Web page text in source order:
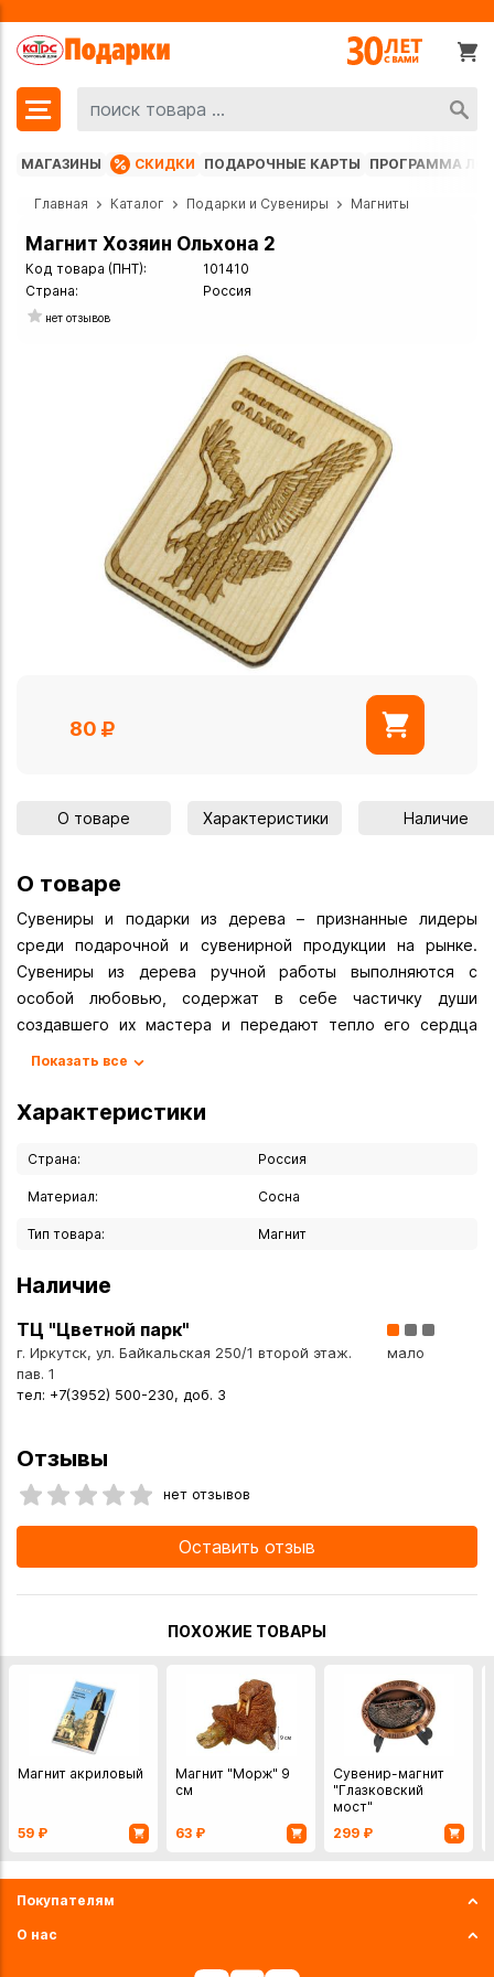
МАГАЗИНЫ СКИДКИ ПОДАРОЧНЫЕ КАРТЫ ПРОГРАММА
Главная Каталог Подарки и Сувениры Магниты
Магнит Хозяин Ольхона 2
Код товара (ПНТ):
101410
Страна:
Россия
нет отзывов
80
О товаре Характеристики Наличие
О товаре
Сувениры и подарки из дерева – признанные лидеры
среди подарочной и сувенирной продукции на рынке.
Сувениры из дерева ручной работы выполняются с
особой любовью, содержат в себе частичку души
создавшего их мастера и передают тепло его сердца
фактуре и техническим характеристикам, что позволяет
создавать уникальные интерьерные решения и арт-
объекты. Поэтому деревянный декор так популярен
Вы можете купить Магнит Хозяин Ольхона 2 в указанных
заказ в интернет-магазине с доставкой курьером по
Показать все
Характеристики
Страна: Россия
Материал: Сосна
Тип товара: Магнит
Наличие
ТЦ "Цветной парк"
г. Иркутск, ул. Байкальская 250/1 второй этаж.
пав. 1
тел: +7(3952) 500-230, доб. 3
мало
Отзывы
нет отзывов
Оставить отзыв
ПОХОЖИЕ ТОВАРЫ
Магнит акриловый
59 ₽
Магнит "Морж" 9
см
63 ₽
Сувенир-магнит
"Глазковский
мост"
299 ₽
Покупателям
О нас